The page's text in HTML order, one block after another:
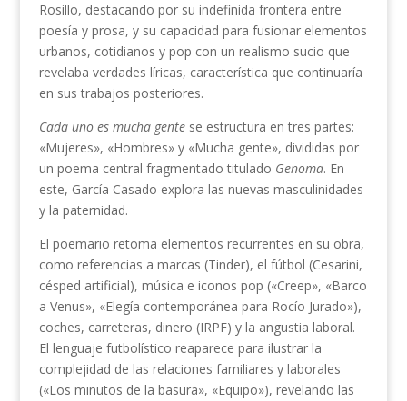
Rosillo, destacando por su indefinida frontera entre
poesía y prosa, y su capacidad para fusionar elementos
urbanos, cotidianos y pop con un realismo sucio que
revelaba verdades líricas, característica que continuaría
en sus trabajos posteriores.
Cada uno es mucha gentese estructura en tres partes:
«Mujeres», «Hombres» y «Mucha gente», divididas por
un poema central fragmentado titulado Genoma. En
este, García Casado explora las nuevas masculinidades
y la paternidad.
El poemario retoma elementos recurrentes en su obra,
como referencias a marcas (Tinder), el fútbol (Cesarini,
césped artificial), música e iconos pop («Creep», «Barco
a Venus», «Elegía contemporánea para Rocío Jurado»),
coches, carreteras, dinero (IRPF) y la angustia laboral.
El lenguaje futbolístico reaparece para ilustrar la
complejidad de las relaciones familiares y laborales
(«Los minutos de la basura», «Equipo»), revelando las